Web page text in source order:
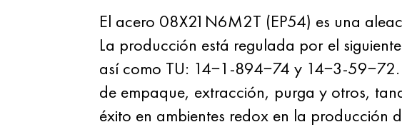
El acero 08X21N6M2T (EP54) es una
La producción está regulada por el
así como TU: 14−1-894−74 y 14−3-
de empaque, extracción, purga y otros,
éxito en ambientes redox en la producción